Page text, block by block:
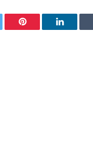
Pinterest LinkedIn